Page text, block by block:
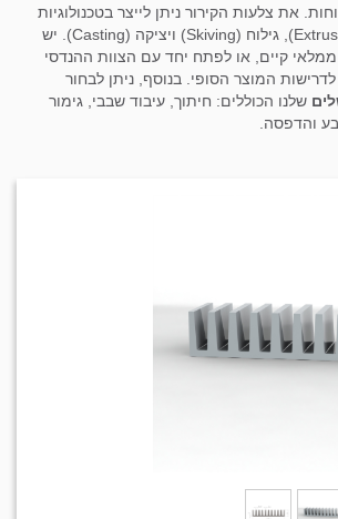
את צלעות הקירור ניתן לייצר בטכנולוגיות
שונות כגון: שיחול (Extrusion), גילוח (Skiving) ויציקה (Casting). יש
קיים, או לפתח יחד עם הצוות ההנדסי
המוצר הסופי. בנוסף, ניתן לבחור
שלנו הכוללים: חיתוך, עיבוד שבבי, גימור
והדפסה.